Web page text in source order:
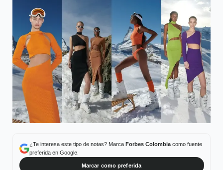
¿Te interesa este tipo de notas? Marca Forbes Colombiacomo fuente
preferida en Google.
Marcar como preferida